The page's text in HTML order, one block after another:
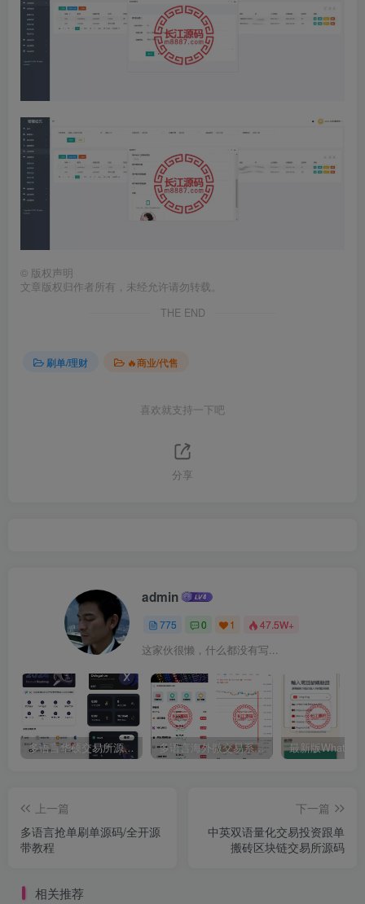
© 版权声明
文章版权归作者所有，未经允许请勿转载。
THE END
刷单/理财 🔥商业/代售
喜欢就支持一下吧
分享
admin
775 0 1 47.5W+
这家伙很懒，什么都没有写...
多语言华硕交易所源码/手机端uniapp电脑端vue.支持秒合约/币币/国际黄金/U本位合约/DeFi挖矿 多语言海外微交易系统源码/虚拟币黄金期货外汇微盘
上一篇
多语言抢单刷单源码/全开源
带教程
下一篇
中英双语量化交易投资跟单
搬砖区块链交易所源码
相关推荐